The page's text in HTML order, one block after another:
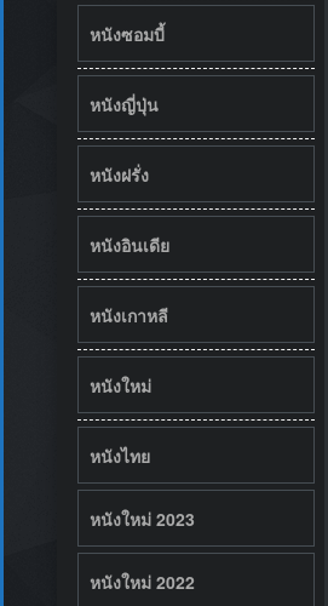
หนังซอมบี้
หนังญี่ปุ่น
หนังฝรั่ง
หนังอินเดีย
หนังเกาหลี
หนังใหม่
หนังไทย
หนังใหม่ 2023
หนังใหม่ 2022